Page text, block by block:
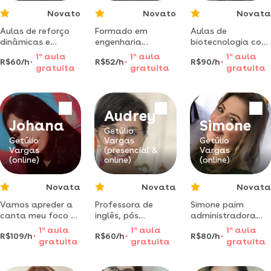
Novato
Aulas de reforço
dinâmicas e
interessantes para
você expandir seus
horizontes e
R$60/h
1 aaula
gratuita
Novato
Formado em
engenharia
ambiental, pela
universidade
federal da
metodo de ensino
pratico,teoria
mais exercicios
com enfase em
exemplos reais e
aplicaveis para
casos de
engenharia.
R$52/h
1 a aula
gratuita
Novata
Aulas de
biotecnologia com
doutora em
biotecnologia e
biociências para
graduação e
pesquisa científica.
R$90/h
1 aaula
gratuita
Johana
Getúlio
Vargas
(online)
Novata
Vamos apreder a
canta meu foco e
ensinar você
apreder a canta
R$109/h
1 aaula
gratuita
Audrey
Getúlio
Vargas
(presencial &
online)
Novata
Professora de
inglês, pós
graduada e com
vários cursos de
especialização na
R$60/h
1 a aula
gratuita
Simone
Getúlio
Vargas
(online)
Novata
Simone paim
administradora
pós graduação
gestão de pessoas
e coach mestrado
R$80/h
1 aaula
gratuita